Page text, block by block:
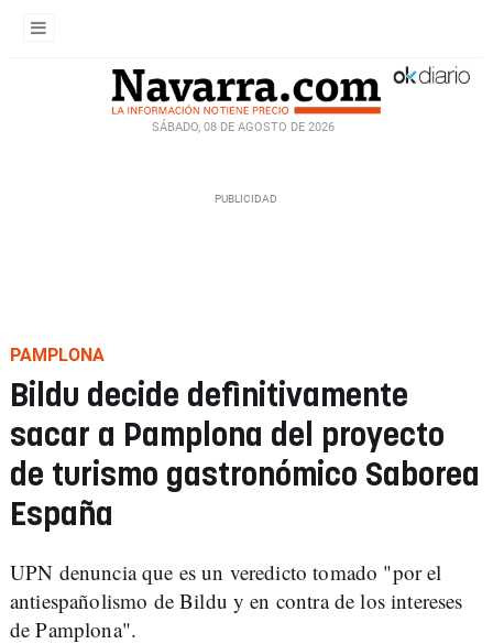
SÁBADO, 08 DE AGOSTO DE 2026
PAMPLONA
Bildu decide definitivamente
sacar a Pamplona del proyecto
de turismo gastronómico Saborea
España
UPN denuncia que es un veredicto tomado "por el
antiespañolismo de Bildu y en contra de los intereses
de Pamplona".